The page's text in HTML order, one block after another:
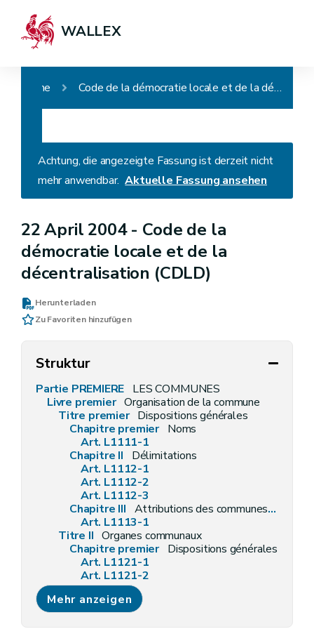
WALLEX
Home Code de la démocratie locale et de la décentralisation (CDLD)
Achtung, die angezeigte Fassung ist derzeit nicht
mehr anwendbar. Aktuelle Fassung ansehen
22 April 2004 - Code de la
démocratie locale et de la
décentralisation (CDLD)
Herunterladen
Zu Favoriten hinzufügen
Struktur
Partie PREMIERE LES COMMUNES
Livre premier Organisation de la commune
Titre premier Dispositions générales
Chapitre premier Noms
Art. L1111-1
Chapitre II
Délimitations
Art. L1112-1
Art. L1112-2
Art. L1112-3
Chapitre III Attributions des communes en général
Art. L1113-1
Titre II Organes communaux
Chapitre premier Dispositions générales
Art. L1121-1
Art. L1121-2
Art. L1121-3
Art. L1121-4
Chapitre II Les conseillers communaux
Mehr anzeigen